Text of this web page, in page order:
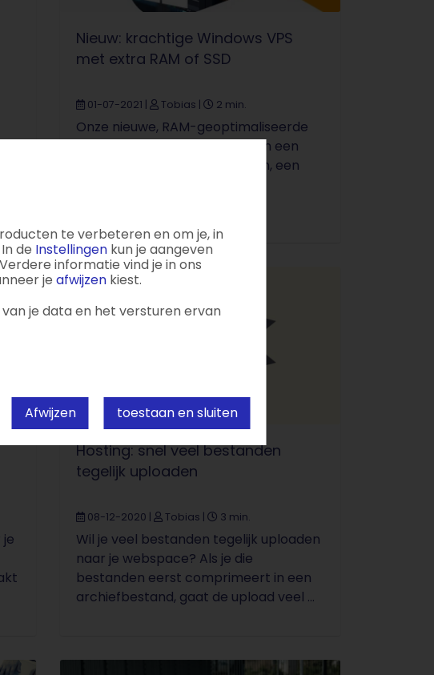
Nieuw: krachtige Windows VPS
met extra RAM of SSD
01-07-2021 Tobias 2 min.
Onze nieuwe, RAM-geoptimaliseerde
virtual Windows servers bieden een
bijzonder groot werkgeheugen, een
Hosting: snel veel bestanden
tegelijk uploaden
08-12-2020 Tobias 3 min.
Wil je veel bestanden tegelijk uploaden
naar je webspace? Als je die
bestanden eerst comprimeert in een
archiefbestand, gaat de upload veel ...
te verbeteren en om je, in
de Instellingenkun je aangeven
informatie vind je in ons
je afwijzenkiest.
je data en het versturen ervan
Afwijzen toestaan en sluiten